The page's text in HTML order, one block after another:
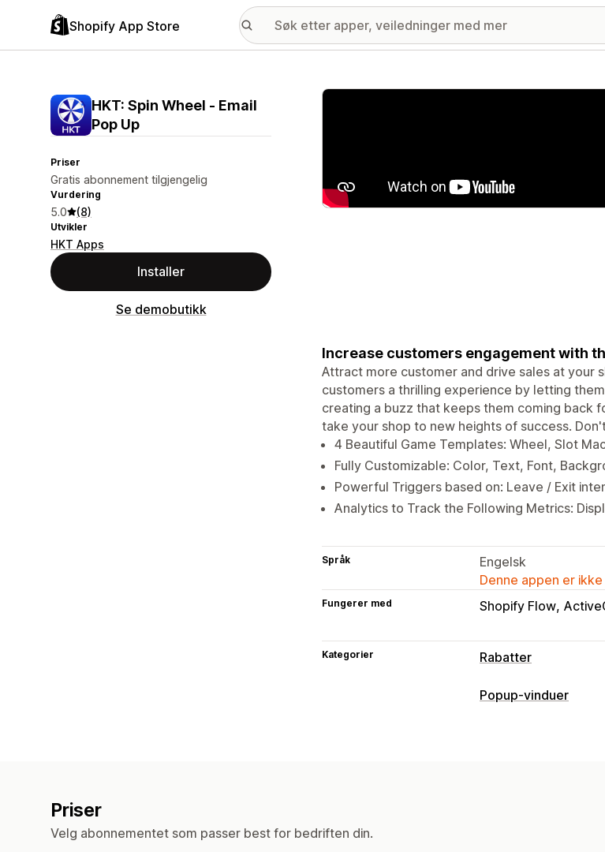
Shopify App Store
HKT: Spin Wheel ‑ Email
Pop Up
Priser
Gratis abonnement tilgjengelig
Vurdering
5.0 (8)
Utvikler
HKT Apps
Installer
Se demobutikk
Galleri med fremhevede bilder
Increase customers engagement with
Attract more customer and drive sales at your
customers a thrilling experience by letting
creating a buzz that keeps them coming back
take your shop to new heights of success.
4 Beautiful Game Templates: Wheel, Slot
Fully Customizable: Color, Text, Font,
Powerful Triggers based on: Leave / Exit
Analytics to Track the Following Metrics:
Språk
Engelsk
Denne appen er
Fungerer med Shopify Flow
Kategorier Rabatter
Rabattyper
Popup-vinduer
Priser
Velg abonnementet som passer best for bedriften din.